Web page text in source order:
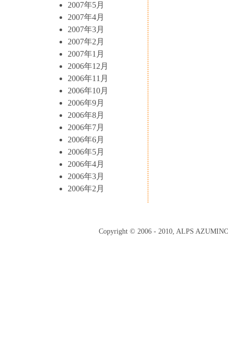
2007年5月
2007年4月
2007年3月
2007年2月
2007年1月
2006年12月
2006年11月
2006年10月
2006年9月
2006年8月
2006年7月
2006年6月
2006年5月
2006年4月
2006年3月
2006年2月
Copyright © 2006 - 2010, ALPS